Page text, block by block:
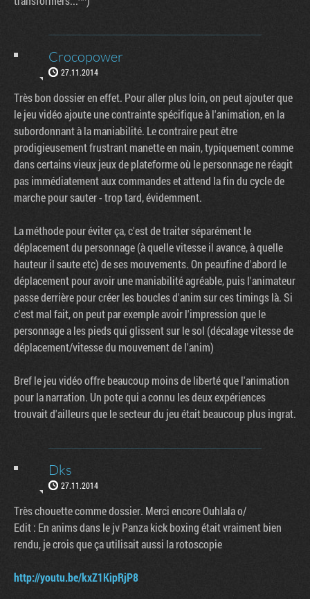
Crocopower
27.11.2014
Très bon dossier en effet. Pour aller plus loin, on peut ajouter que
le jeu vidéo ajoute une contrainte spécifique à l'animation, en la
subordonnant à la maniabilité. Le contraire peut être
prodigieusement frustrant manette en main, typiquement comme
dans certains vieux jeux de plateforme où le personnage ne réagit
pas immédiatement aux commandes et attend la fin du cycle de
marche pour sauter - trop tard, évidemment.
La méthode pour éviter ça, c'est de traiter séparément le
déplacement du personnage (à quelle vitesse il avance, à quelle
hauteur il saute etc) de ses mouvements. On peaufine d'abord le
déplacement pour avoir une maniabilité agréable, puis l'animateur
passe derrière pour créer les boucles d'anim sur ces timings là. Si
c'est mal fait, on peut par exemple avoir l'impression que le
personnage a les pieds qui glissent sur le sol (décalage vitesse de
déplacement/vitesse du mouvement de l'anim)
Bref le jeu vidéo offre beaucoup moins de liberté que l'animation
pour la narration. Un pote qui a connu les deux expériences
trouvait d'ailleurs que le secteur du jeu était beaucoup plus ingrat.
Dks
27.11.2014
Très chouette comme dossier. Merci encore Ouhlala o/
Edit : En anims dans le jv Panza kick boxing était vraiment bien
rendu, je crois que ça utilisait aussi la rotoscopie
http://youtu.be/kxZ1KipRjP8